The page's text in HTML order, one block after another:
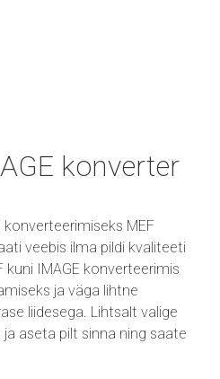
konverter
MEF
veebis ilma pildi kvaliteeti
kuni IMAGE konverteerimis
ja väga lihtne
liidesega. Lihtsalt valige
aseta pilt sinna ning saate